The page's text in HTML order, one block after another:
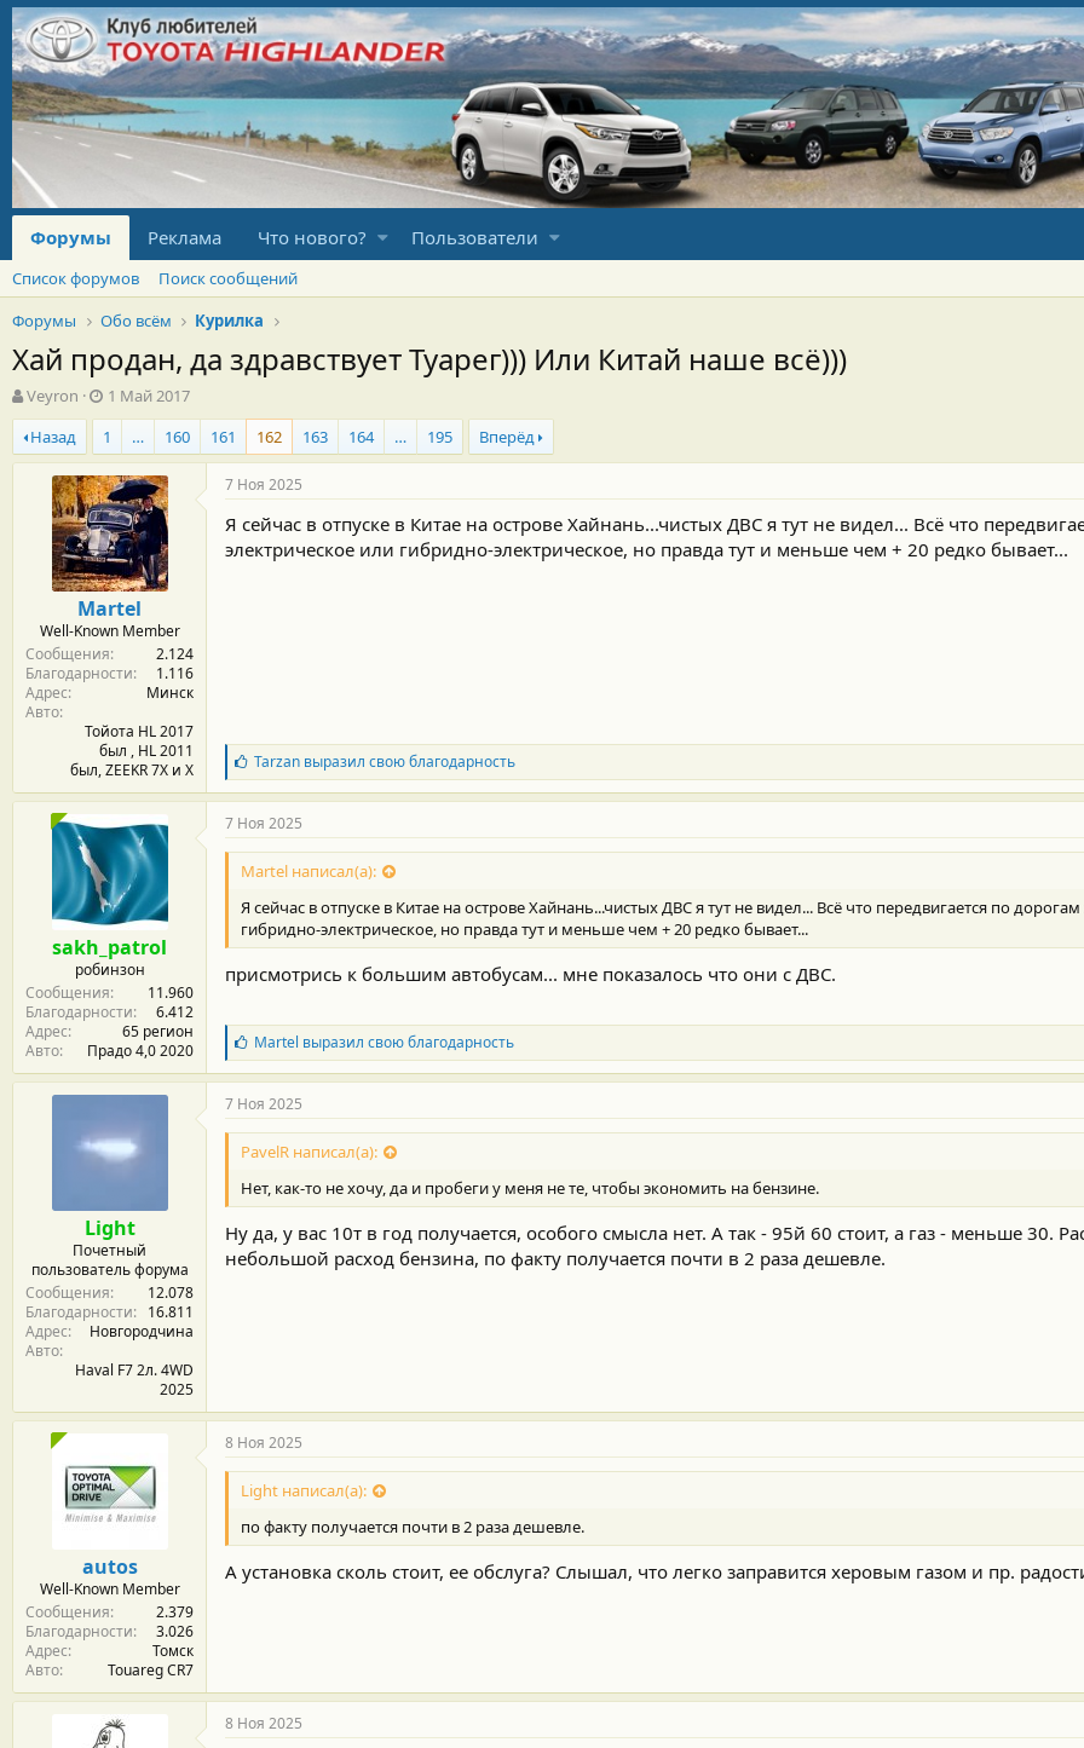
Форумы Реклама Что нового? Пользователи
Список форумов
Поиск сообщений
Форумы
Обо всём Курилка
Хай продан, да здравствует Туарег))) Или Китай наше всё)))
А
в
т
о
Veyron
Д
а
т
а
н
а
ч
а
л
а
1 Май 2017
Назад
1 … 160 161 162 163 164 … 195 Вперёд
Martel
Well-Known Member
Сообщения
2.124
Благодарности
1.116
Адрес
Минск
Авто
Тойота HL 2017
был , HL 2011
был, ZEEKR 7X и Х
7 Ноя 2025
Я сейчас в отпуске в Китае на острове Хайнань...чистых ДВС я тут не видел... Всё что
электрическое или гибридно-электрическое, но правда тут и меньше чем + 20 редко бывает...
Б
л
а
г
о
д
а
н
о
с
т
Tarzanвыразил свою благодарность
sakh_patrol
робинзон
Сообщения
11.960
Благодарности
6.412
Адрес
65 регион
Авто
Прадо 4,0 2020
7 Ноя 2025
Martel написал(а):
Я сейчас в отпуске в Китае на острове Хайнань...чистых ДВС я тут не видел... Всё что передвигается по
гибридно-электрическое, но правда тут и меньше чем + 20 редко бывает...
присмотрись к большим автобусам... мне показалось что они с ДВС.
Б
л
а
г
о
д
а
н
с
т
Martel выразил свою благодарность
Light
Почетный
пользователь форума
Сообщения
12.078
Благодарности
16.811
Адрес
Новгородчина
Авто
Haval F7 2л. 4WD
2025
7 Ноя 2025
PavelR написал(а):
Нет, как-то не хочу, да и пробеги у меня не те, чтобы экономить на бензине.
Ну да, у вас 10т в год получается, особого смысла нет. А так - 95й 60 стоит, а газ - меньше 30.
небольшой расход бензина, по факту получается почти в 2 раза дешевле.
autos
Well-Known Member
Сообщения
2.379
Благодарности
3.026
Адрес
Томск
Авто
Touareg CR7
8 Ноя 2025
Light написал(а):
по факту получается почти в 2 раза дешевле.
А установка сколь стоит, ее обслуга? Слышал, что легко заправится херовым газом и пр.
8 Ноя 2025